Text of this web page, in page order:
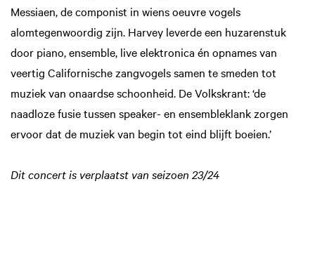
Messiaen, de componist in wiens oeuvre vogels
alomtegenwoordig zijn. Harvey leverde een huzarenstuk
door piano, ensemble, live elektronica én opnames van
veertig Californische zangvogels samen te smeden tot
muziek van onaardse schoonheid. De Volkskrant: ‘de
naadloze fusie tussen speaker- en ensembleklank zorgen
ervoor dat de muziek van begin tot eind blijft boeien.’
Dit concert is verplaatst van seizoen 23/24